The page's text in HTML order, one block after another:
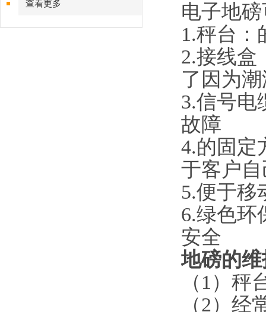
查看更多
电子地
1.秤台：
2.接线盒
了因为
3.信号电
故障
4.的固定
于客户
5.便于移
6.绿色环
安全
地磅的
（ 1 ）秤
（2）经